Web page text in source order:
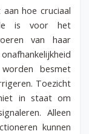
hoe cruciaal
is voor het
van haar
besmet
Toezicht
in staat om
Alleen
kunnen